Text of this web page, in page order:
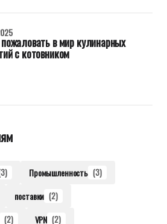
в мир кулинарных
с котовником
Промышленность (3)
поставки (2)
(2) VPN (2)